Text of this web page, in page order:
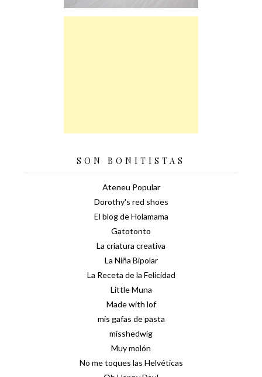
SON BONITISTAS
Ateneu Popular
Dorothy's red shoes
El blog de Holamama
Gatotonto
La criatura creativa
La Niña Bipolar
La Receta de la Felicidad
Little Muna
Made with lof
mis gafas de pasta
misshedwig
Muy molón
No me toques las Helvéticas